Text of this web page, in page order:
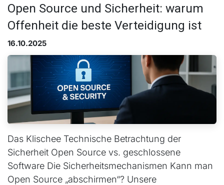
Open Source und Sicherheit: warum
Offenheit die beste Verteidigung ist
16.10.2025
Das Klisch​ee Technische Betrachtung der
Sicherheit Open Source vs. geschlossene
Software Die Sicherheitsmechanismen Kann man
Open Source „abschirmen“? Unsere